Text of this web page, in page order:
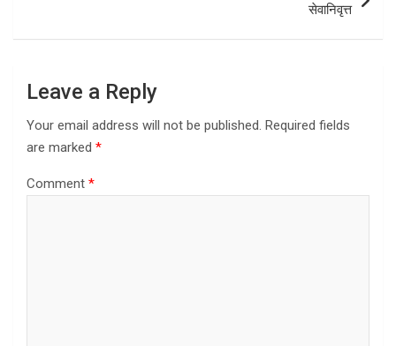
सेवानिवृत्त
Leave a Reply
Your email address will not be published. Required fields
are marked *
Comment *